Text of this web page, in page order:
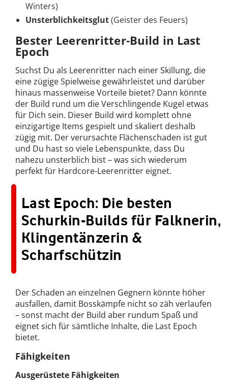
Winters)
Unsterblichkeitsglut(Geister des Feuers)
Bester Leerenritter-Build in Last
Epoch
Suchst Du als Leerenritter nach einer Skillung, die
eine zügige Spielweise gewährleistet und darüber
hinaus massenweise Vorteile bietet? Dann könnte
der Build rund um die Verschlingende Kugel etwas
für Dich sein. Dieser Build wird komplett ohne
einzigartige Items gespielt und skaliert deshalb
zügig mit. Der verursachte Flächenschaden ist gut
und Du hast so viele Lebenspunkte, dass Du
nahezu unsterblich bist – was sich wiederum
perfekt für Hardcore-Leerenritter eignet.
Last Epoch: Die besten
Schurkin-Builds für Falknerin,
Klingentänzerin &
Scharfschützin
Der Schaden an einzelnen Gegnern könnte höher
ausfallen, damit Bosskämpfe nicht so zäh verlaufen
– sonst macht der Build aber rundum Spaß und
eignet sich für sämtliche Inhalte, die Last Epoch
bietet.
Fähigkeiten
Ausgerüstete Fähigkeiten